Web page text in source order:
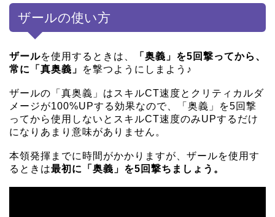
ザールの使い方
ザールを使用するときは、
「奥義」を5回撃ってから、
常に「真奥義」
を撃つようにしまよう♪
ザールの「真奥義」はスキルCT速度とクリティカルダ
メージが100%UPする効果なので、「奥義」を5回撃
ってから使用しないとスキルCT速度のみUPするだけ
になりあまり意味がありません。
本領発揮までに時間がかかりますが、ザールを使用す
るときは最初に「奥義」を5回撃ちましょう。